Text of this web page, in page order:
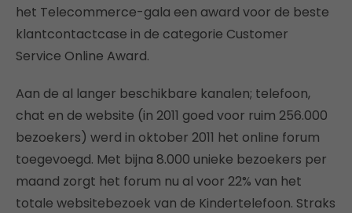
het Telecommerce-gala een award voor de beste
klantcontactcase in de categorie Customer
Service Online Award.
Aan de al langer beschikbare kanalen; telefoon,
chat en de website (in 2011 goed voor ruim 256.000
bezoekers) werd in oktober 2011 het online forum
toegevoegd. Met bijna 8.000 unieke bezoekers per
maand zorgt het forum nu al voor 22% van het
totale websitebezoek van de Kindertelefoon. Straks